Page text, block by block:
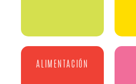
ALIMENTACIÓN